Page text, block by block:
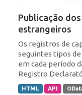
Publicação
estrangeiros
Os registros de
seguintes tipos
em cada período
Registro
HTML API